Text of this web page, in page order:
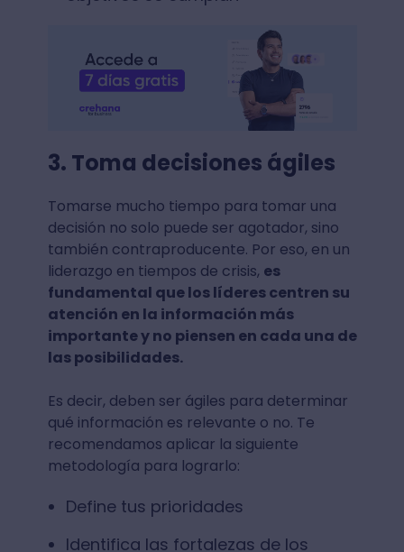
3. Toma decisiones ágiles
Tomarse mucho tiempo para tomar una
decisión no solo puede ser agotador, sino
también contraproducente. Por eso, en un
liderazgo en tiempos de crisis, es
fundamental que los líderes centren su
atención en la información más
importante y no piensen en cada una de
las posibilidades.
Es decir, deben ser ágiles para determinar
qué información es relevante o no. Te
recomendamos aplicar la siguiente
metodología para lograrlo:
Define tus prioridades
Identifica las fortalezas de los